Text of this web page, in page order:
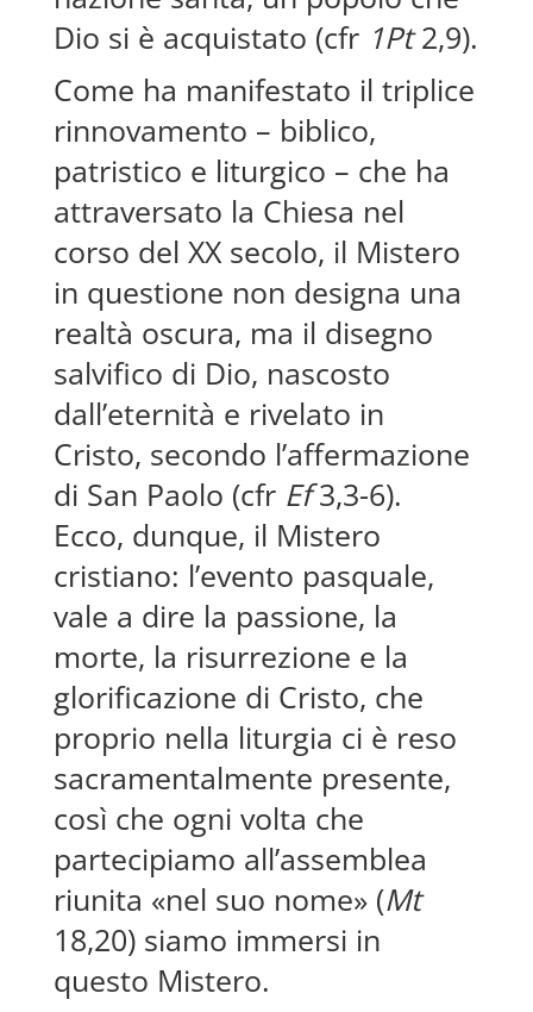
Dio si è acquistato (cfr 1Pt2,9).
Come ha manifestato il triplice
rinnovamento – biblico,
patristico e liturgico – che ha
attraversato la Chiesa nel
corso del XX secolo, il Mistero
in questione non designa una
realtà oscura, ma il disegno
salvifico di Dio, nascosto
dall’eternità e rivelato in
Cristo, secondo l’affermazione
di San Paolo (cfr Ef3,3-6).
Ecco, dunque, il Mistero
cristiano: l’evento pasquale,
vale a dire la passione, la
morte, la risurrezione e la
glorificazione di Cristo, che
proprio nella liturgia ci è reso
sacramentalmente presente,
così che ogni volta che
partecipiamo all’assemblea
riunita «nel suo nome» (Mt
18,20) siamo immersi in
questo Mistero.